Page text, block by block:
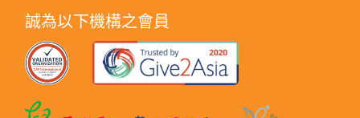
誠為以下機構之會員